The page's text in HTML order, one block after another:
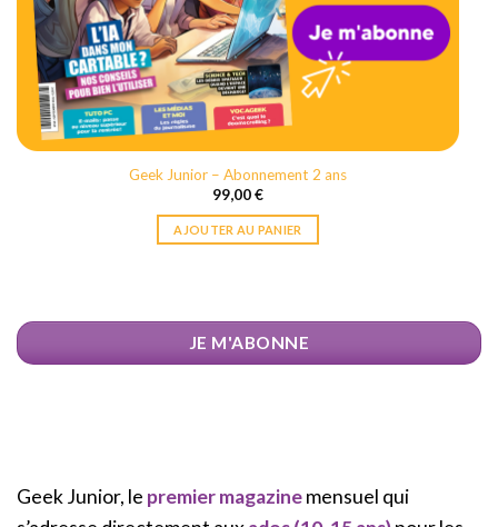
Geek Junior – Abonnement 2 ans
99,00€
AJOUTER AU PANIER
JE M'ABONNE
Geek Junior, le premier magazinemensuel qui